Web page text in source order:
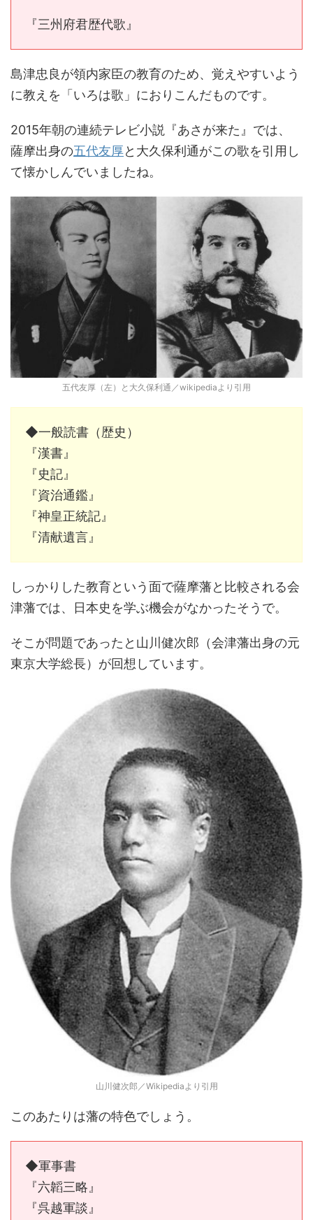
『三州府君歴代歌』
島津忠良が領内家臣の教育のため、覚えやすいよう
に教えを「いろは歌」におりこんだものです。
2015年朝の連続テレビ小説『あさが来た』では、
薩摩出身の五代友厚と大久保利通がこの歌を引用し
て懐かしんでいましたね。
五代友厚（左）と大久保利通／wikipediaより引用
◆一般読書（歴史）
『漢書』
『史記』
『資治通鑑』
『神皇正統記』
『清献遺言』
しっかりした教育という面で薩摩藩と比較される会
津藩では、日本史を学ぶ機会がなかったそうで。
そこが問題であったと山川健次郎（会津藩出身の元
東京大学総長）が回想しています。
山川健次郎／Wikipediaより引用
このあたりは藩の特色でしょう。
◆軍事書
『六韜三略』
『呉越軍談』